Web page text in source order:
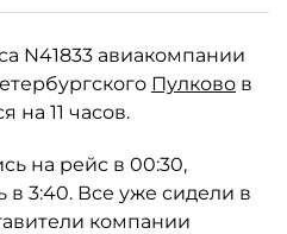
N41833 авиакомпании
Пулково в
на 11 часов.
на рейс в 00:30,
3:40. Все уже сидели в
компании